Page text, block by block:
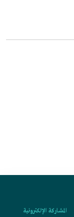
المشاركة الإلكترونية